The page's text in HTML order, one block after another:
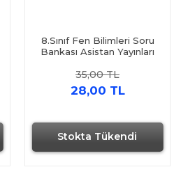
Stokta Tükendi
8.Sınıf Fen Bilimleri Soru
Bankası Asistan Yayınları
35,00 TL
28,00 TL